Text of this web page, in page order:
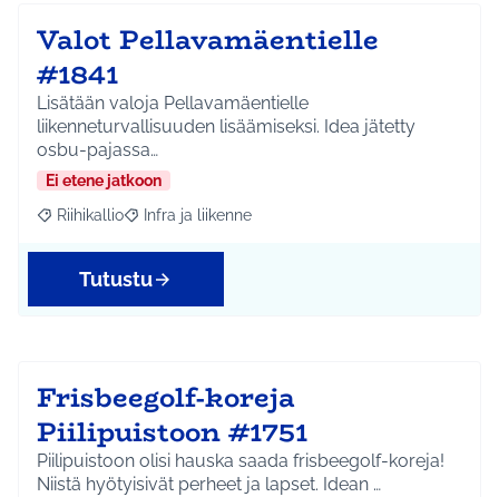
Valot Pellavamäentielle
#1841
Lisätään valoja Pellavamäentielle
liikenneturvallisuuden lisäämiseksi. Idea jätetty
osbu-pajassa…
Ei etene jatkoon
Rajaa tulokset aihepiirin mukaan: Riihikallio
Riihikallio Rajaa tulokset teeman mukaan: Infra ja liikenne
Infra ja liikenne
Tutustu
Frisbeegolf-koreja
Piilipuistoon #1751
Piilipuistoon olisi hauska saada frisbeegolf-koreja!
Niistä hyötyisivät perheet ja lapset. Idean …